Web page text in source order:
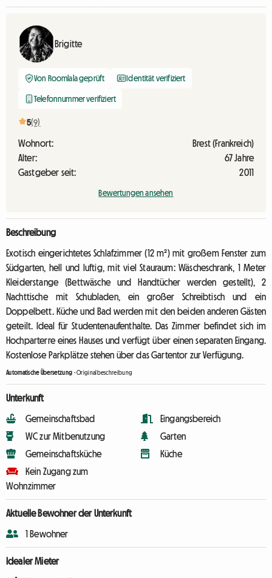
Brigitte
Von Roomlala geprüft Identität verifiziert
Telefonnummer verifiziert
5(9)
Wohnort:
Brest (Frankreich)
Alter:
67 Jahre
Gastgeber seit:
2011
Bewertungen ansehen
Beschreibung
Exotisch eingerichtetes Schlafzimmer (12 m²) mit großem Fenster zum
Südgarten, hell und luftig, mit viel Stauraum: Wäscheschrank, 1 Meter
Kleiderstange (Bettwäsche und Handtücher werden gestellt), 2
Nachttische mit Schubladen, ein großer Schreibtisch und ein
Doppelbett. Küche und Bad werden mit den beiden anderen Gästen
geteilt. Ideal für Studentenaufenthalte. Das Zimmer befindet sich im
Hochparterre eines Hauses und verfügt über einen separaten Eingang.
Kostenlose Parkplätze stehen über das Gartentor zur Verfügung.
Automatische Übersetzung -Originalbeschreibung
Unterkunft
Gemeinschaftsbad
WC zur Mitbenutzung
Gemeinschaftsküche
Kein Zugang zum
Wohnzimmer
Eingangsbereich
Garten
Küche
Aktuelle Bewohner der Unterkunft
1 Bewohner
Idealer Mieter